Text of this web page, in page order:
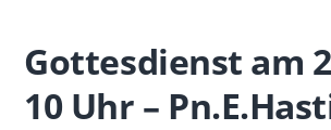
Gottesdienst am
10 Uhr –